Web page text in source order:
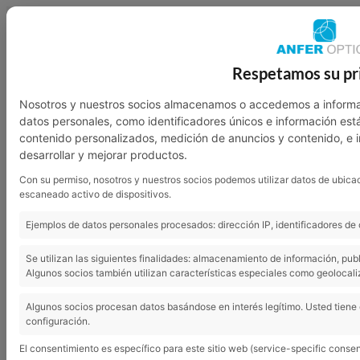
Análisis visual
Respetamos su
Nosotros y nuestros socios almacenamos o accedemos a
datos personales, como identificadores únicos e información
contenido personalizados, medición de anuncios y contenido, e
desarrollar y mejorar productos.
Con su permiso, nosotros y nuestros socios podemos utilizar datos de
escaneado activo de dispositivos.
Ejemplos de datos personales procesados: dirección IP, identificadores
Se utilizan las siguientes finalidades: almacenamiento de información,
Algunos socios también utilizan características especiales como
Algunos socios procesan datos basándose en interés legítimo. Usted
configuración.
El consentimiento es específico para este sitio web (service-specific